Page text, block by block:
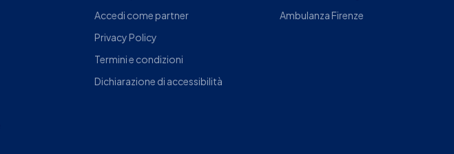
Accedi come partner
Privacy Policy
Termini e condizioni
Dichiarazione di accessibilità
Ambulanza Firenze